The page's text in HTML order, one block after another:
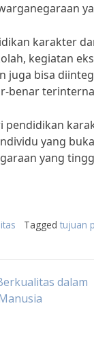
karakter
kegiatan
juga bisa
benar
pendidikan
yang
yang
Tagged tujuan
dalam